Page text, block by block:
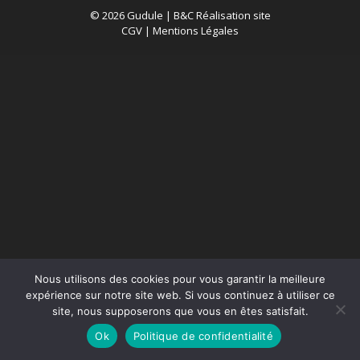
© 2026 Gudule | B&C Réalisation site
CGV | Mentions Légales
Nous utilisons des cookies pour vous garantir la meilleure
expérience sur notre site web. Si vous continuez à utiliser ce
site, nous supposerons que vous en êtes satisfait.
Ok
Politique de confidentialité